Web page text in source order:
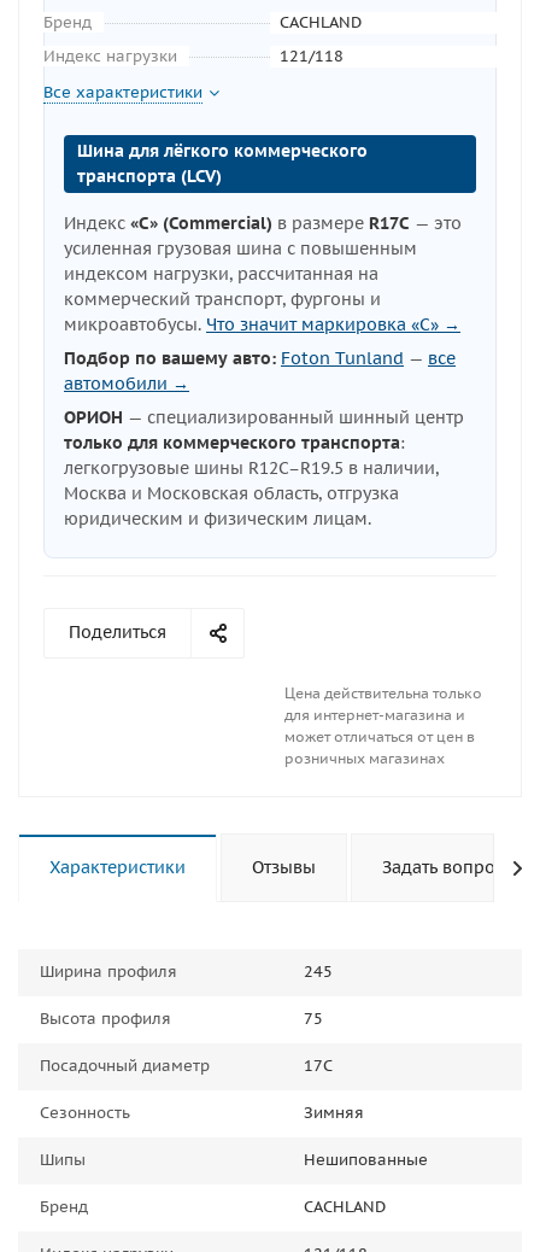
Бренд
CACHLAND
Индекс нагрузки
121/118
Все характеристики
Шина для лёгкого коммерческого
транспорта (LCV)
Индекс «C» (Commercial) в размере R17C — это
усиленная грузовая шина с повышенным
индексом нагрузки, рассчитанная на
коммерческий транспорт, фургоны и
микроавтобусы. Что значит маркировка «C» →
Подбор по вашему авто: Foton Tunland — все
автомобили →
ОРИОН — специализированный шинный центр
только для коммерческого транспорта:
легкогрузовые шины R12C–R19.5 в наличии,
Москва и Московская область, отгрузка
юридическим и физическим лицам.
Поделиться
Цена действительна только
для интернет-магазина и
может отличаться от цен в
розничных магазинах
Характеристики Отзывы Задать вопрос
Ширина профиля 245
Высота профиля 75
Посадочный диаметр 17C
Сезонность Зимняя
Шипы Нешипованные
Бренд CACHLAND